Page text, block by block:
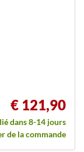
€ 121,90
dans 8-14 jours
de la commande